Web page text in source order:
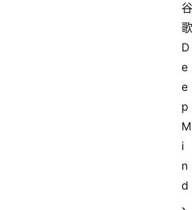
谷
歌
D
e
e
p
M
i
n
d
、